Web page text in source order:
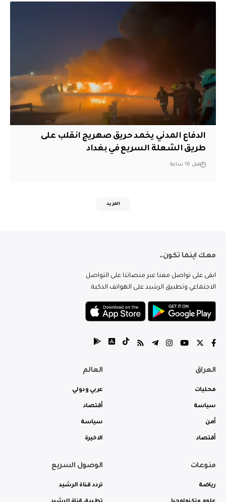
الدفاع المدني يخمد حريق صهريج انقلب على
طريق الشعلة السريع في بغداد
قبل 16 ساعة
المزيد
معك اينما تكون..
ابقى على تواصل معنا عبر منصاتنا على التواصل
الاجتماعي وتطبيق الرشيد على الهواتف الذكية.
العراق
محليات
سياسة
أمن
أقتصاد
العالم
عربي ودولي
أقتصاد
سياسة
الاخيرة
منوعات
رياضة
الوصول السريع
تردد قناة الرشيد